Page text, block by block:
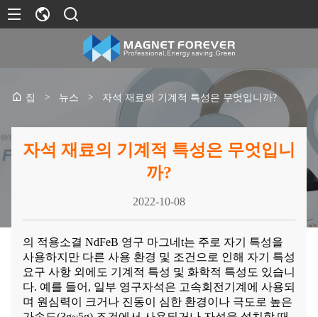
집 > 뉴스 > 자석 재료의 기계적 특성은 무엇입니까?
자석 재료의 기계적 특성은 무엇입니
까?
2022-10-08
의 적용소결 NdFeB 영구 마그네 t는 주로 자기 특성을
사용하지만 다른 사용 환경 및 조건으로 인해 자기 특성
요구 사항 외에도 기계적 특성 및 화학적 특성도 있습니
다. 예를 들어, 일부 영구자석은 고속회전기계에 사용되
며 원심력이 크거나 진동이 심한 환경이나 극도로 높은